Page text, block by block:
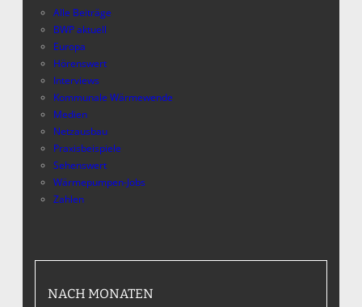
Alle Beiträge
BWP aktuell
Europa
Hörenswert
Interviews
Kommunale Wärmewende
Medien
Netzausbau
Praxisbeispiele
Sehenswert
Wärmepumpen-Jobs
Zahlen
NACH MONATEN